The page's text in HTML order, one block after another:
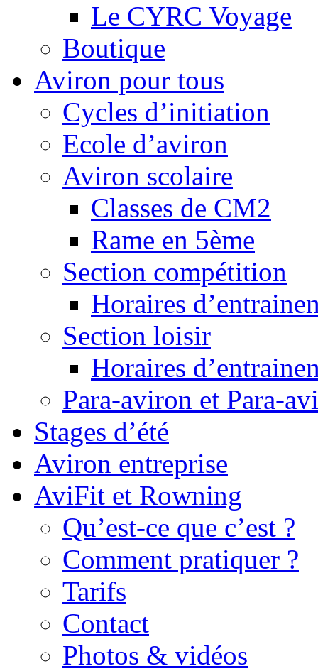
Le CYRC Voyage
Boutique
Aviron pour tous
Cycles d’initiation
Ecole d’aviron
Aviron scolaire
Classes de CM2
Rame en 5ème
Section compétition
Horaires
Section loisir
Horaires
Para-aviron et Para-
Stages d’été
Aviron entreprise
AviFit et Rowning
Qu’est-ce que c’est ?
Comment pratiquer ?
Tarifs
Contact
Photos & vidéos